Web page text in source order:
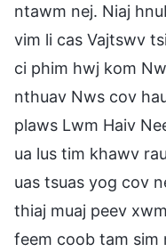
ntawm nej. Niaj
vim li cas Vajtswv
ci phim hwj kom
nthuav Nws cov
plaws Lwm Haiv
ua lus tim khawv
uas tsuas yog cov
thiaj muaj peev
feem coob tam sim